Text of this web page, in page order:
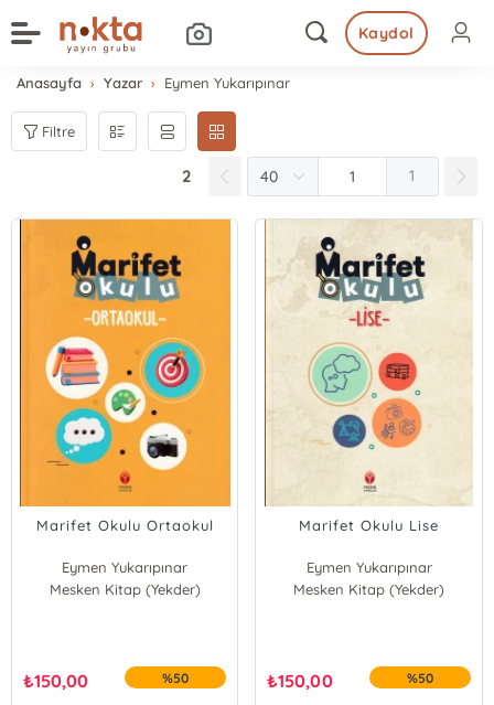
Kaydol
Anasayfa Yazar Eymen Yukarıpınar
Filtre
2 1
Marifet Okulu Ortaokul
Eymen Yukarıpınar
Mesken Kitap (Yekder)
₺150,00 %50
Marifet Okulu Lise
Eymen Yukarıpınar
Mesken Kitap (Yekder)
₺150,00 %50